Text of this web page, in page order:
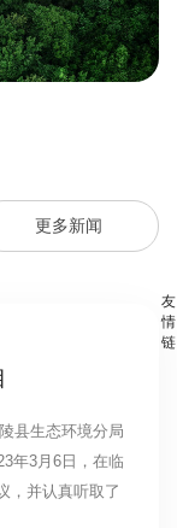
更多新闻
县生态环境分局
年3月6日，在临
，并认真听取了
友
情
链